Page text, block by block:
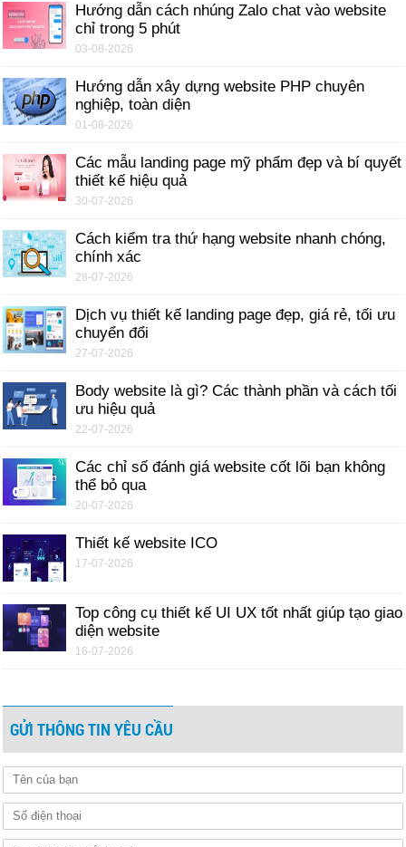
Hướng dẫn cách nhúng Zalo chat vào website
chỉ trong 5 phút
03-08-2026
Hướng dẫn xây dựng website PHP chuyên
nghiệp, toàn diện
01-08-2026
Các mẫu landing page mỹ phẩm đẹp và bí quyết
thiết kế hiệu quả
30-07-2026
Cách kiểm tra thứ hạng website nhanh chóng,
chính xác
28-07-2026
Dịch vụ thiết kế landing page đẹp, giá rẻ, tối ưu
chuyển đổi
27-07-2026
Body website là gì? Các thành phần và cách tối
ưu hiệu quả
22-07-2026
Các chỉ số đánh giá website cốt lõi bạn không
thể bỏ qua
20-07-2026
Thiết kế website ICO
17-07-2026
Top công cụ thiết kế UI UX tốt nhất giúp tạo giao
diện website
16-07-2026
GỬI THÔNG TIN YÊU CẦU